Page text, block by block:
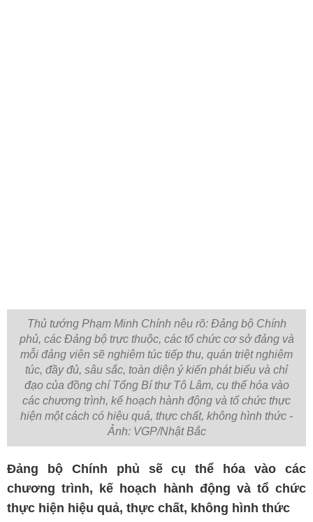
Thủ tướng Phạm Minh Chính nêu rõ: Đảng bộ Chính
phủ, các Đảng bộ trực thuộc, các tổ chức cơ sở đảng và
mỗi đảng viên sẽ nghiêm túc tiếp thu, quán triệt nghiêm
túc, đầy đủ, sâu sắc, toàn diện ý kiến phát biểu và chỉ
đạo của đồng chí Tổng Bí thư Tô Lâm, cụ thể hóa vào
các chương trình, kế hoạch hành động và tổ chức thực
hiện một cách có hiệu quả, thực chất, không hình thức -
Ảnh: VGP/Nhật Bắc
Đảng bộ Chính phủ sẽ cụ thể hóa vào các
chương trình, kế hoạch hành động và tổ chức
thực hiện hiệu quả, thực chất, không hình thức